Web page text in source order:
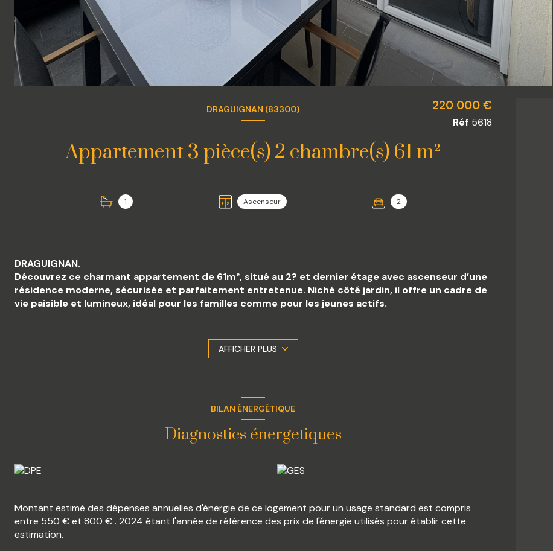
DRAGUIGNAN (83300)
Appartement 3 pièce(s) 2 chambre(s) 61 m²
1 Ascenseur 2
220 000 €
Réf 5618
DRAGUIGNAN.
Découvrez ce charmant appartement de 61m², situé au 2? et dernier étage avec ascenseur d’une
résidence moderne, sécurisée et parfaitement entretenue. Niché côté jardin, il offre un cadre de
vie paisible et lumineux, idéal pour les familles comme pour les jeunes actifs.
cuisine américaine entièrement équipée, deux chambres spacieuses, toutes deux dotées de
grands dressings, une salle de bain fonctionnelle avec baignoire et double vasque, un WC
Bien proposé par Mr Conte Ludovic agent commercial. Contact :06.19.20.29.79.
AFFICHER PLUS
BILAN ÉNERGÉTIQUE
Diagnostics énergetiques
Montant estimé des dépenses annuelles d'énergie de ce logement pour un usage standard est compris
entre 550 € et 800 € . 2024 étant l'année de référence des prix de l'énergie utilisés pour établir cette
estimation.